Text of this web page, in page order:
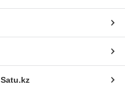
Satu.kz